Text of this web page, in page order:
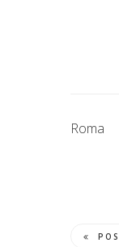
Roma